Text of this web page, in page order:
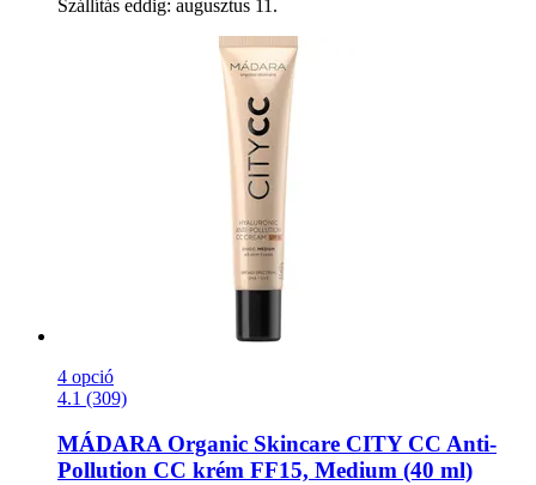
Szállítás eddig: augusztus 11.
4 opció
4.1 (309)
MÁDARA Organic Skincare CITY CC Anti-​
Pollution CC krém FF15, Medium (40 ml)